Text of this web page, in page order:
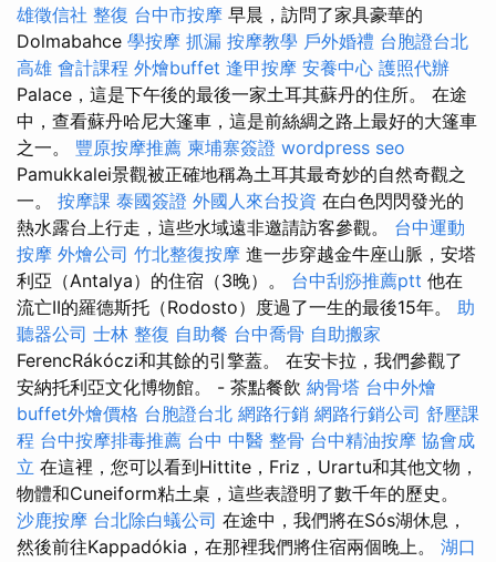
雄徵信社 整復 台中市按摩 早晨，訪問了家具豪華的
Dolmabahce 學按摩 抓漏 按摩教學 戶外婚禮 台胞證台北
高雄 會計課程 外燴buffet 逢甲按摩 安養中心 護照代辦
Palace，這是下午後的最後一家土耳其蘇丹的住所。 在途
中，查看蘇丹哈尼大篷車，這是前絲綢之路上最好的大篷車
之一。 豐原按摩推薦 柬埔寨簽證 wordpress seo
Pamukkalei景觀被正確地稱為土耳其最奇妙的自然奇觀之
一。 按摩課 泰國簽證 外國人來台投資 在白色閃閃發光的
熱水露台上行走，這些水域遠非邀請訪客參觀。 台中運動
按摩 外燴公司 竹北整復按摩 進一步穿越金牛座山脈，安塔
利亞（Antalya）的住宿（3晚）。 台中刮痧推薦ptt 他在
流亡II的羅德斯托（Rodosto）度過了一生的最後15年。 助
聽器公司 士林 整復 自助餐 台中喬骨 自助搬家
FerencRákóczi和其餘的引擎蓋。 在安卡拉，我們參觀了
安納托利亞文化博物館。 - 茶點餐飲 納骨塔 台中外燴
buffet外燴價格 台胞證台北 網路行銷 網路行銷公司 舒壓課
程 台中按摩排毒推薦 台中 中醫 整骨 台中精油按摩 協會成
立 在這裡，您可以看到Hittite，Friz，Urartu和其他文物，
物體和Cuneiform粘土桌，這些表證明了數千年的歷史。
沙鹿按摩 台北除白蟻公司 在途中，我們將在Sós湖休息，
然後前往Kappadókia，在那裡我們將住宿兩個晚上。 湖口